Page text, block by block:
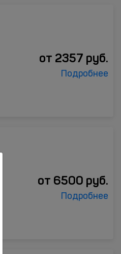
от 2357 руб.
Подробнее
от 6500 руб.
Подробнее